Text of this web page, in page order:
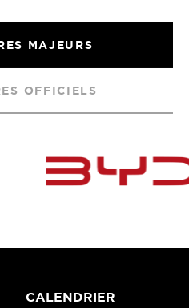
MAJEURS
OFFICIELS
CALENDRIER